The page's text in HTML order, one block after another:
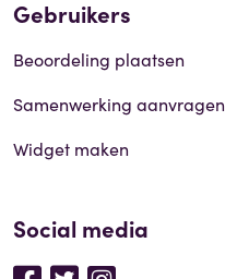
Gebruikers
Beoordeling plaatsen
Samenwerking aanvragen
Widget maken
Social media